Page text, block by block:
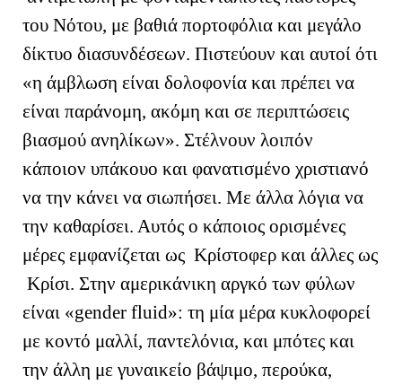
του Νότου, με βαθιά πορτοφόλια και μεγάλο
δίκτυο διασυνδέσεων. Πιστεύουν και αυτοί ότι
«η άμβλωση είναι δολοφονία και πρέπει να
είναι παράνομη, ακόμη και σε περιπτώσεις
βιασμού ανηλίκων». Στέλνουν λοιπόν
κάποιον υπάκουο και φανατισμένο χριστιανό
να την κάνει να σιωπήσει. Με άλλα λόγια να
την καθαρίσει. Αυτός ο κάποιος ορισμένες
μέρες εμφανίζεται ως Κρίστοφερ και άλλες ως
Κρίσι. Στην αμερικάνικη αργκό των φύλων
είναι «gender fluid»: τη μία μέρα κυκλοφορεί
με κοντό μαλλί, παντελόνια, και μπότες και
την άλλη με γυναικείο βάψιμο, περούκα,